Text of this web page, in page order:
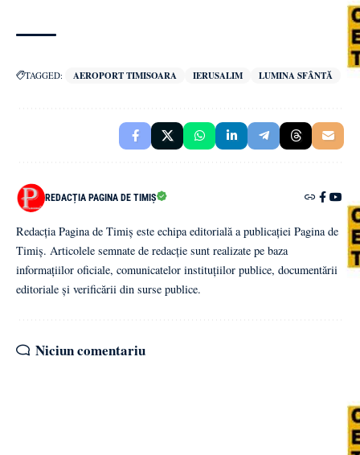
TAGGED: AEROPORT TIMISOARA IERUSALIM LUMINA SFÂNTĂ
REDACȚIA PAGINA DE TIMIȘ
Redacția Pagina de Timiș este echipa editorială a publicației Pagina de
Timiș. Articolele semnate de redacție sunt realizate pe baza
informațiilor oficiale, comunicatelor instituțiilor publice, documentării
editoriale și verificării din surse publice.
Niciun comentariu